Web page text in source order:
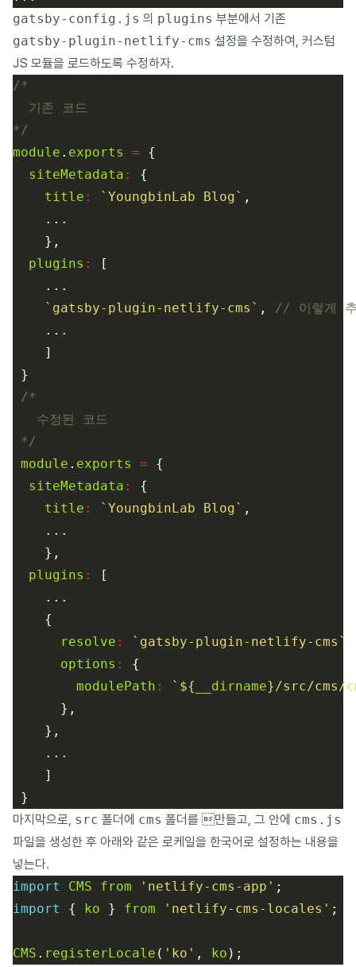
gatsby-config.js 의 plugins 부분에서 기존
gatsby-plugin-netlify-cms 설정을 수정하여, 커스텀
JS 모듈을 로드하도록 수정하자.
*/
module . exports =
siteMetadata :
title : `YoungbinLab Blog`
plugins :
`gatsby-plugin-netlify-cms` ,
*/
module . exports =
siteMetadata :
title : `YoungbinLab Blog`
plugins :
resolve : `gatsby-plugin-netlify-cms`
options :
modulePath : ` ${ __dirname}/src/cms/
마지막으로, src 폴더에 cms 폴더를 만들고, 그 안에 cms.js
파일을 생성한 후 아래와 같은 로케일을 한국어로 설정하는 내용을
넣는다.
import
CMS from 'netlify-cms-app'
import
{ ko } from 'netlify-cms-locales'
CMS . registerLocale ( 'ko' , ko